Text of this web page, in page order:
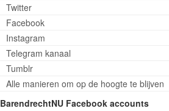
Twitter
Facebook
Instagram
Telegram kanaal
Tumblr
Alle manieren om op de hoogte te blijven
BarendrechtNU Facebook accounts